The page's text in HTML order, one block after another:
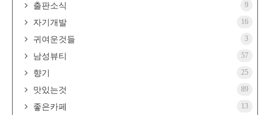
출판소식 9
자기개발 16
귀여운것들 3
남성뷰티 57
향기 25
맛있는것 89
좋은카페 13